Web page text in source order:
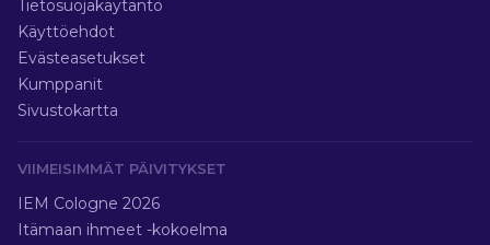
Tietosuojakäytäntö
Käyttöehdot
Evästeasetukset
Kumppanit
Sivustokartta
VIIMEISIMMÄT PÄIVITYKSET
IEM Cologne 2026
Itämaan ihmeet -kokoelma